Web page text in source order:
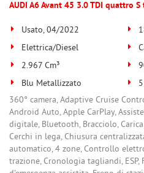
AUDI A6 Avant 45 3.0 TDI quattro
Usato, 04/2022
Elettrica/Diesel
2.967 Cm³
Blu Metallizzato
360° camera, Adaptive Cruise
Android Auto, Apple CarPlay,
digitale, Bluetooth, Bracciolo,
Cerchi in lega, Chiusura
automatico, 4 zone, Controllo
trazione, Cronologia tagliandi, ESP,